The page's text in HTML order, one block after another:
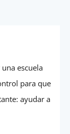
escuela
para que
ayudar a